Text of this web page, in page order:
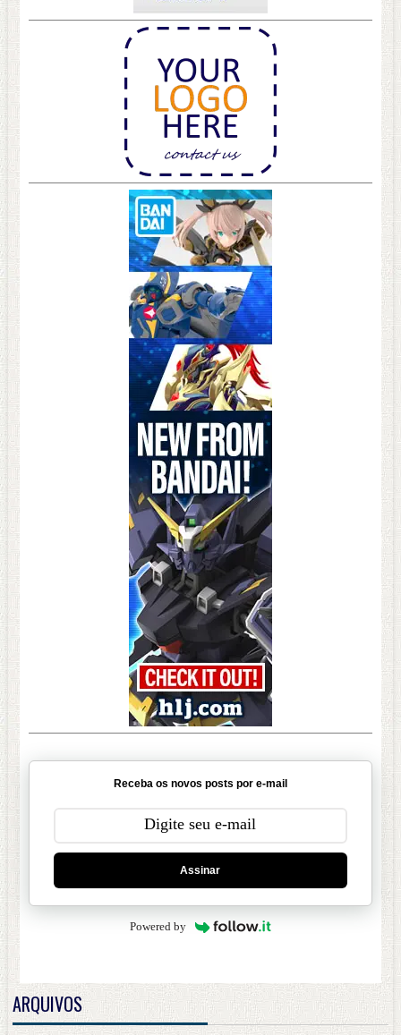
Receba os novos posts por e-mail
Assinar
Powered by
ARQUIVOS